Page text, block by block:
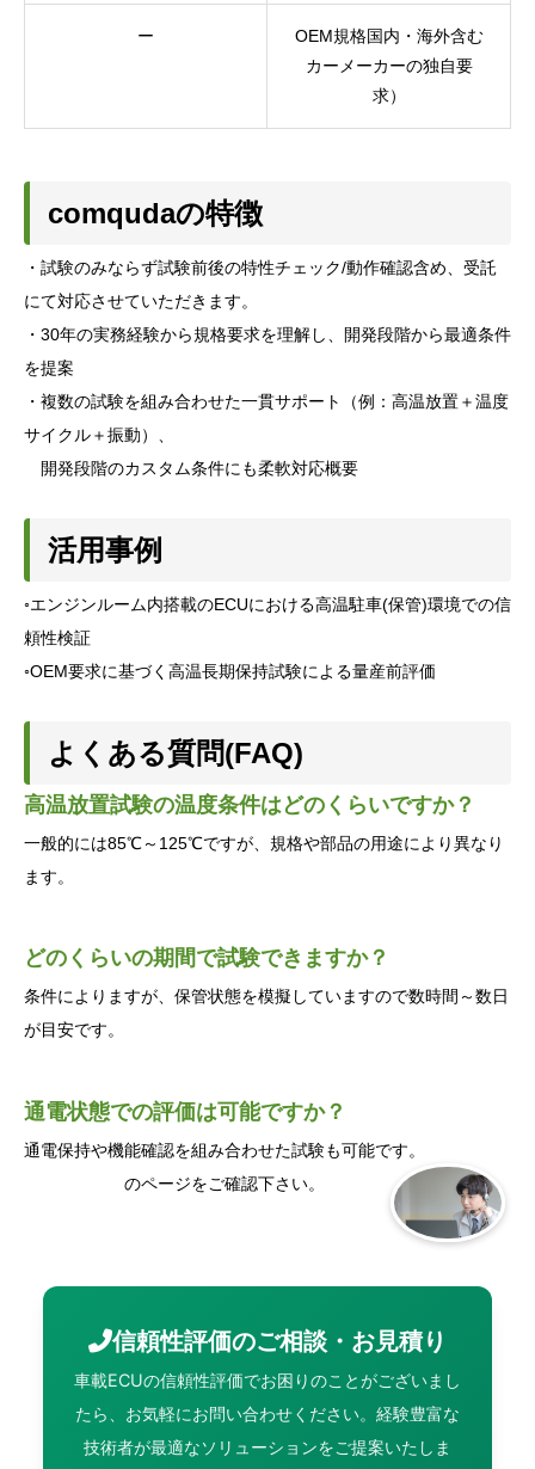
ー
OEM規格国内・海外含む
カーメーカーの独自要
求）
comqudaの特徴
・試験のみならず試験前後の特性チェック/動作確認含め、受託
にて対応させていただきます。
・30年の実務経験から規格要求を理解し、開発段階から最適条件
を提案
・複数の試験を組み合わせた一貫サポート（例：高温放置＋温度
サイクル＋振動）、
開発段階のカスタム条件にも柔軟対応概要
活用事例
◦エンジンルーム内搭載のECUにおける高温駐車(保管)環境での信
頼性検証
◦OEM要求に基づく高温長期保持試験による量産前評価
よくある質問(FAQ)
高温放置試験の温度条件はどのくらいですか？
一般的には85℃～125℃ですが、規格や部品の用途により異なり
ます。
どのくらいの期間で試験できますか？
条件によりますが、保管状態を模擬していますので数時間～数日
が目安です。
通電状態での評価は可能ですか？
通電保持や機能確認を組み合わせた試験も可能です。
のページをご確認下さい。
信頼性評価のご相談・お見積り
車載ECUの信頼性評価でお困りのことがございまし
たら、お気軽にお問い合わせください。 経験豊富な
技術者が最適なソリューションをご提案いたしま